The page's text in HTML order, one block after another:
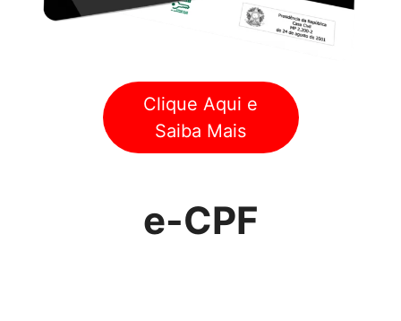
Clique Aqui e
Saiba Mais
e-CPF